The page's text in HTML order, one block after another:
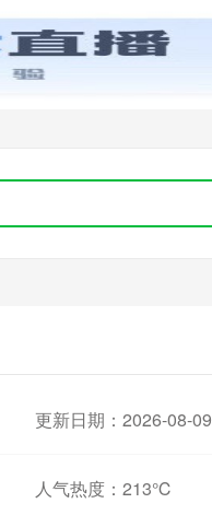
更新日期：2026-08-09
人气热度： 213℃